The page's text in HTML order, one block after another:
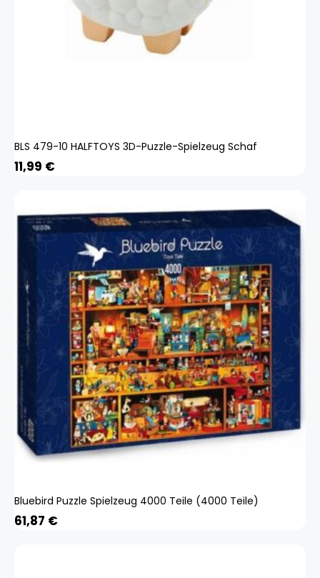
BLS 479-10 HALFTOYS 3D-Puzzle-Spielzeug Schaf
11,99 €
Bluebird Puzzle Spielzeug 4000 Teile (4000 Teile)
61,87 €